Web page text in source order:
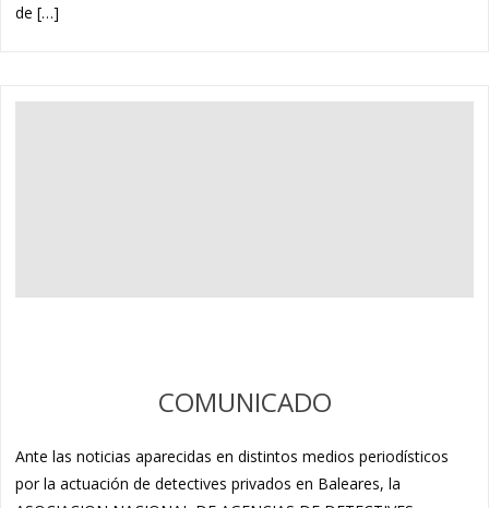
de […]
COMUNICADO
Ante las noticias aparecidas en distintos medios periodísticos
por la actuación de detectives privados en Baleares, la